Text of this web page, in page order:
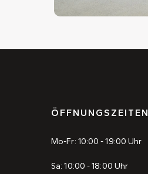
ÖFFNUNGSZEITEN
Mo-Fr: 10:00 - 19:00 Uhr
Sa: 10:00 - 18:00 Uhr